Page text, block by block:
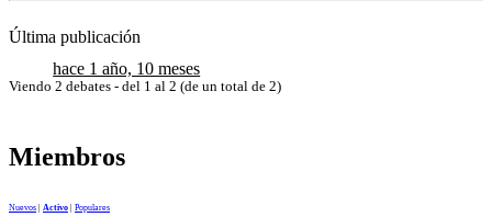
Viendo 2 debates - del 1 al 2 (de un total de 2)
Última publicación
hace 1 año, 10 meses
Miembros
Nuevos Activo Populares